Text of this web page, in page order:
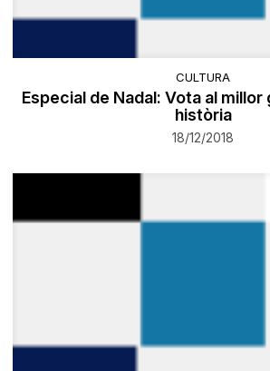
CULTURA
Especial de Nadal: Vota al
història
18/12/2018